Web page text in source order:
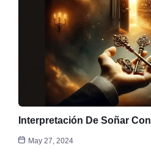
Interpretación De Soñar
May 27, 2024